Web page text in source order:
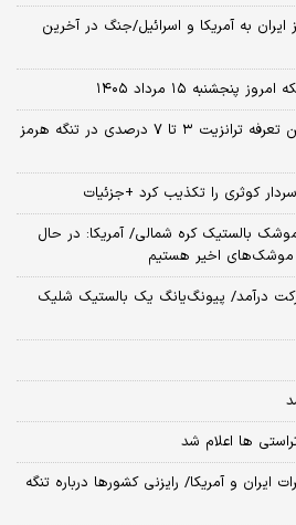
ایران به آمریکا و اسرائیل/جنگ در آخرین
۱۵ مرداد ۱۴۰۵
رویترز: ایران و عمان برای تعیین تعرفه ترانزیت ۳ تا ۷ درصدی در تنگه هرمز
کوثری را تکذیب کرد +جزئیات
بالستیک کره شمالی/ آمریکا: در حال
موشک‌های اخیر هستیم
درآمد/ پیونگ‌یانگ یک بالستیک شلیک
ها اعلام شد
ایران و آمریکا/ رایزنی کشورها درباره تنگه